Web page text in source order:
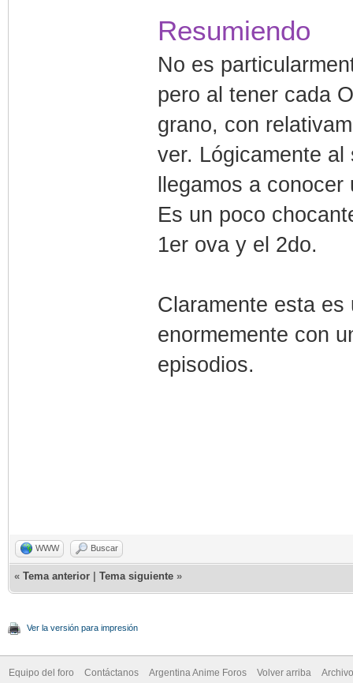
Resumiendo
No es
pero al tener cada
grano, con
ver. Lógicamente
llegamos a
Es un poco
1er ova y el 2do.
Claramente esta
enormemente con
episodios.
WWW Buscar
« Tema anterior Tema siguiente »
Ver la versión para impresión
Equipo del foro Contáctanos Argentina Anime Foros Volver arriba